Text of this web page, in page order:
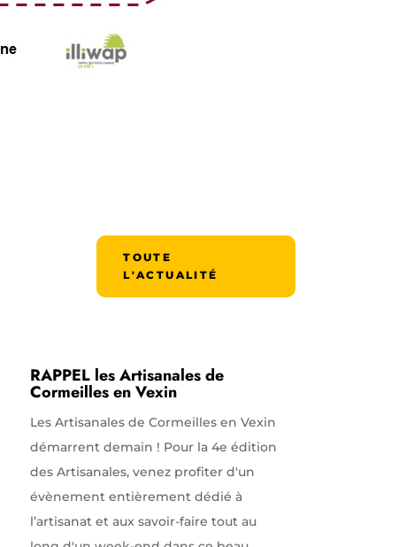
TOUTE
L'ACTUALITÉ
RAPPEL les Artisanales de
Cormeilles en Vexin
Les Artisanales de Cormeilles en Vexin
démarrent demain ! Pour la 4e édition
des Artisanales, venez profiter d'un
évènement entièrement dédié à
l’artisanat et aux savoir-faire tout au